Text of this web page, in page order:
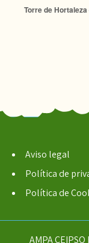
Torre de
Aviso legal
Política de
Política de
AMPA